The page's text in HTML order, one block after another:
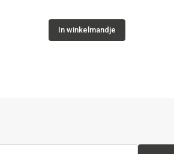
In winkelmandje